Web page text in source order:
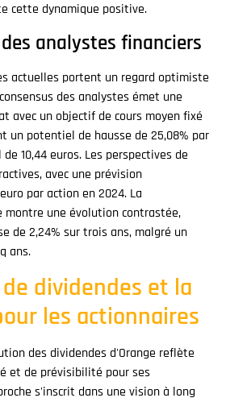
cette dynamique positive.
analystes financiers
actuelles portent un regard optimiste
des analystes émet une
avec un objectif de cours moyen fixé
un potentiel de hausse de 25,08% par
10,44 euros. Les perspectives de
avec une prévision
par action en 2024. La
montre une évolution contrastée,
de 2,24% sur trois ans, malgré un
ans.
dividendes et la
les actionnaires
des dividendes d'Orange reflète
et de prévisibilité pour ses
s'inscrit dans une vision à long